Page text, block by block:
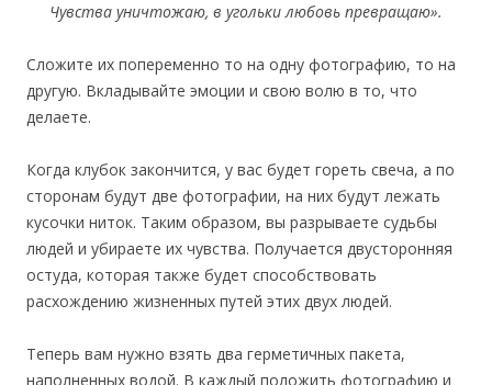
Чувства уничтожаю, в угольки любовь превращаю».
Сложите их попеременно то на одну фотографию, то на
другую. Вкладывайте эмоции и свою волю в то, что
делаете.
Когда клубок закончится, у вас будет гореть свеча, а по
сторонам будут две фотографии, на них будут лежать
кусочки ниток. Таким образом, вы разрываете судьбы
людей и убираете их чувства. Получается двусторонняя
остуда, которая также будет способствовать
расхождению жизненных путей этих двух людей.
Теперь вам нужно взять два герметичных пакета,
наполненных водой. В каждый положить фотографию и